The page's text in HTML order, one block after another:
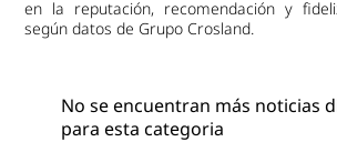
en la reputación, recomendación y
según datos de Grupo Crosland.
No se encuentran más noticias
para esta categoria